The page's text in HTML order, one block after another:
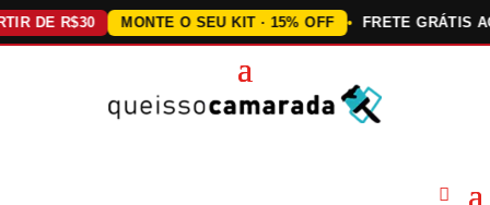
R$30 MONTE O SEU KIT · 15% OFF FRETE GRÁTIS ACIMA